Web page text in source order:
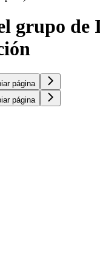
grupo de
página
página